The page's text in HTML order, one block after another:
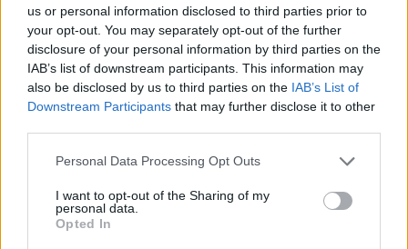
us or personal information disclosed to third parties prior to
your opt-out. You may separately opt-out of the further
disclosure of your personal information by third parties on the
IAB’s list of downstream participants. This information may
also be disclosed by us to third parties on the IAB’s List of
Downstream Participants that may further disclose it to other
Personal Data Processing Opt Outs
I want to opt-out of the Sharing of my
personal data.
Opted In